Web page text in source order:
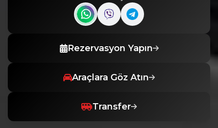
Contact us on WhatsApp
Contact us on Viber
Rezervasyon Yapın
Araçlara Göz Atın
Transfer